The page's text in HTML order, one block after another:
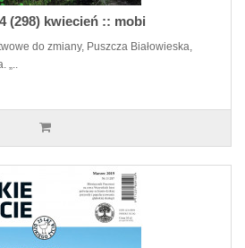
(298) kwiecień :: mobi
do zmiany, Puszcza Białowieska,